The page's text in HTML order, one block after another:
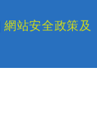
網站安全政策及